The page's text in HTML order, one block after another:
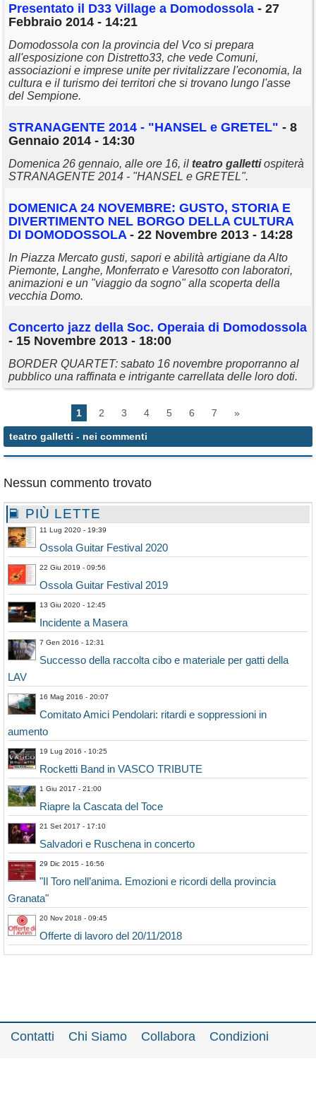
Presentato il D33 Village a Domodossola - 27
Febbraio 2014 - 14:21
Domodossola con la provincia del Vco si prepara
all'esposizione con Distretto33, che vede Comuni,
associazioni e imprese unite per rivitalizzare l'economia, la
cultura e il turismo dei territori che si trovano lungo l'asse
del Sempione.
STRANAGENTE 2014 - "HANSEL e GRETEL" - 8
Gennaio 2014 - 14:30
Domenica 26 gennaio, alle ore 16, il teatro gallettiospiterà
STRANAGENTE 2014 - "HANSEL e GRETEL".
DOMENICA 24 NOVEMBRE: GUSTO, STORIA E
DIVERTIMENTO NEL BORGO DELLA CULTURA
DI DOMODOSSOLA - 22 Novembre 2013 - 14:28
In Piazza Mercato gusti, sapori e abilità artigiane da Alto
Piemonte, Langhe, Monferrato e Varesotto con laboratori,
animazioni e un "viaggio da sogno" alla scoperta della
vecchia Domo.
Concerto jazz della Soc. Operaia di Domodossola
- 15 Novembre 2013 - 18:00
BORDER QUARTET: sabato 16 novembre proporranno al
pubblico una raffinata e intrigante carrellata delle loro doti.
1 2 3 4 5 6 7 »
teatro galletti - nei commenti
Nessun commento trovato
PIÙ LETTE
11 Lug 2020 - 19:39
Ossola Guitar Festival 2020
22 Giu 2019 - 09:56
Ossola Guitar Festival 2019
13 Giu 2020 - 12:45
Incidente a Masera
7 Gen 2016 - 12:31
Successo della raccolta cibo e materiale per gatti della
LAV
16 Mag 2016 - 20:07
Comitato Amici Pendolari: ritardi e soppressioni in
aumento
19 Lug 2016 - 10:25
Rocketti Band in VASCO TRIBUTE
1 Giu 2017 - 21:00
Riapre la Cascata del Toce
21 Set 2017 - 17:10
Salvadori e Ruschena in concerto
29 Dic 2015 - 16:56
"Il Toro nell’anima. Emozioni e ricordi della provincia
Granata"
20 Nov 2018 - 09:45
Offerte di lavoro del 20/11/2018
Contatti Chi Siamo Collabora
Condizioni